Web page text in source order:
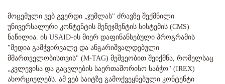
მოცემული ვებ გვერდი „ჯუმლას" ძრავზე შექმნილი
უნივერსალური კონტენტის მენეჯმენტის სისტემის (CMS)
ნაწილია. ის USAID-ის მიერ დაფინანსებული პროგრამის
"მედია გამჭვირვალე და ანგარიშვალდებული
მმართველობისთვის" (M-TAG) მეშვეობით შეიქმნა, რომელსაც
„კვლევისა და გაცვლების საერთაშორისო საბჭო" (IREX)
ახორციელებს. ამ ვებ საიტზე გამოქვეყნებული კონტენტი